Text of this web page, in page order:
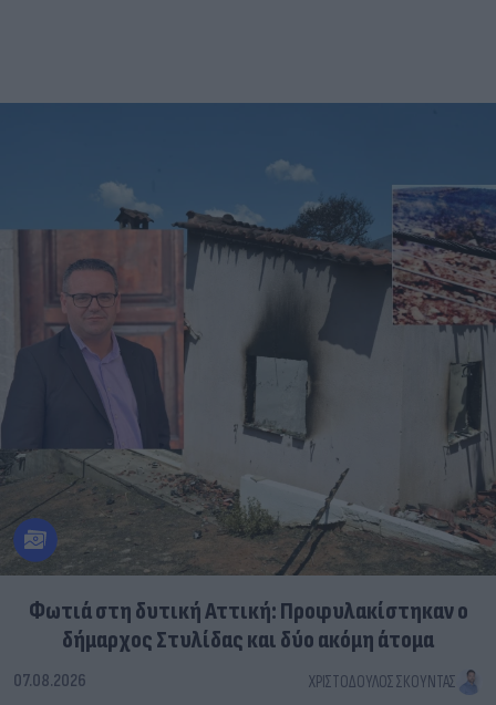
Φωτιά στη δυτική Αττική: Προφυλακίστηκαν ο
δήμαρχος Στυλίδας και δύο ακόμη άτομα
07.08.2026 ΧΡΙΣΤΌΔΟΥΛΟΣ ΣΚΟΎΝΤΑΣ